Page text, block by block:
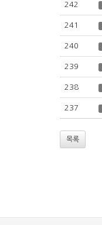
242
241
240
239
238
237
목록